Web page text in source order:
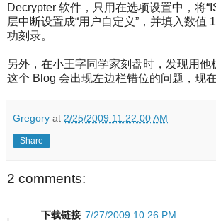
Decrypter 软件，只用在选项设置中，将
层中断设置成“用户自定义”，并填入数值
功刻录。
另外，在小王字同学家刻盘时，发现用他
这个 Blog 会出现左边栏错位的问题，现
Gregory at 2/25/2009 11:22:00 AM
Share
2 comments:
下载链接 7/27/2009 10:26 PM